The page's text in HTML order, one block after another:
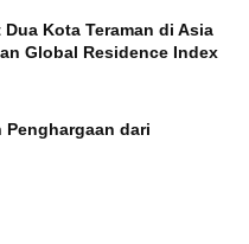
Kota Teraman di Asia
Global Residence Index
Penghargaan dari